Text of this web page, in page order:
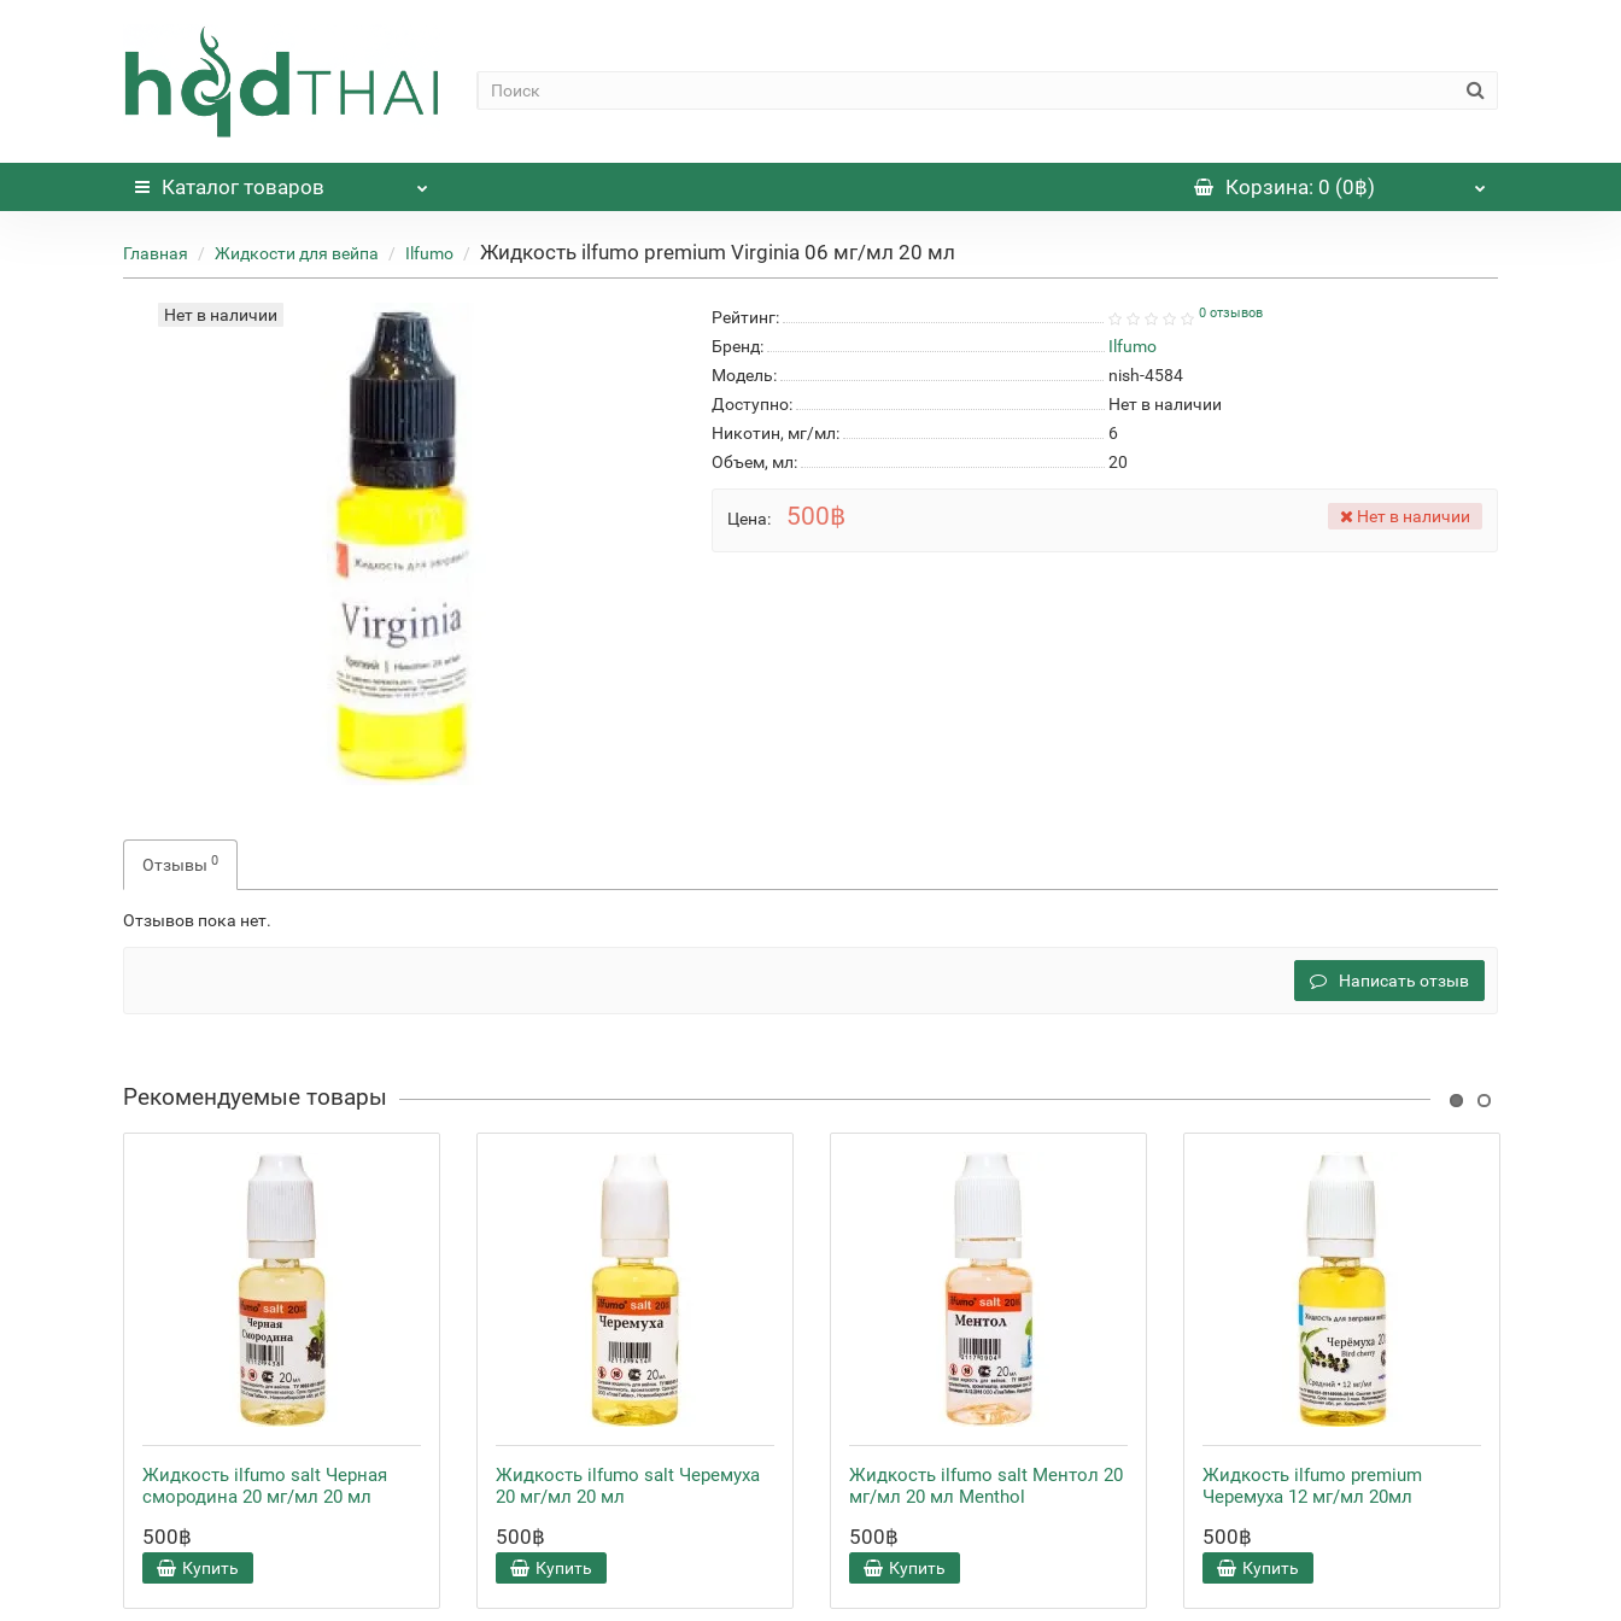
Каталог товаров Корзина: 0 (0฿)
Главная Жидкости для вейпа Ilfumo Жидкость ilfumo premium Virginia 06 мг/мл 20 мл
Нет в наличии Рейтинг: 0 отзывов
Бренд:
Ilfumo
Модель:
nish-4584
Доступно:
Нет в наличии
Никотин, мг/мл:
6
Объем, мл:
20
Цена: 500฿ Нет в наличии
Отзывы 0
Отзывов пока нет.
Написать отзыв
Рекомендуемые товары
Жидкость ilfumo salt Черная
смородина 20 мг/мл 20 мл
500฿
Купить
Жидкость ilfumo salt Черемуха
20 мг/мл 20 мл
500฿
Купить
Жидкость ilfumo salt Ментол 20
мг/мл 20 мл Menthol
500฿
Купить
Жидкость ilfumo premium
Черемуха 12 мг/мл 20мл
500฿
Купить